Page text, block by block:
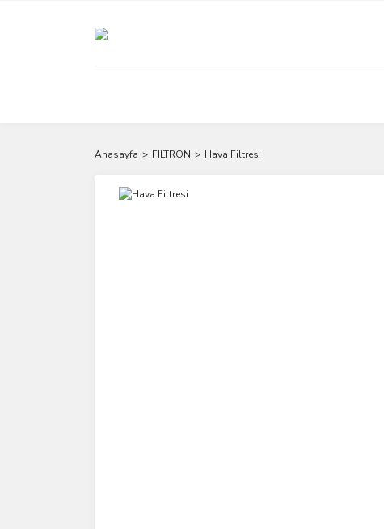
Anasayfa FILTRON Hava Filtresi